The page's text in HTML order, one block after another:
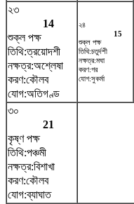
২৩
14
শুক্ল পক্ষ
তিথি:ত্রয়োদশী
নক্ষত্র:অশ্লেষা
করণ:কৌলব
যোগ:অতিগণ্ড
২৪
15
শুক্ল পক্ষ
তিথি:চতুর্দশী
নক্ষত্র:মঘা
করণ:গর
যোগ:সুকর্মা
৩০
21
কৃষ্ণ পক্ষ
তিথি:পঞ্চমী
নক্ষত্র:বিশাখা
করণ:কৌলব
যোগ:ব্যাঘাত